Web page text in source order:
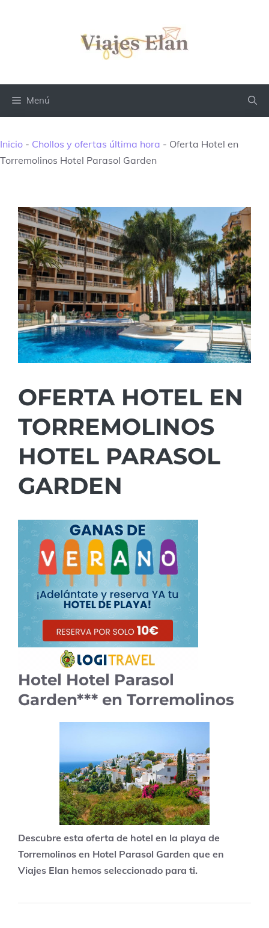
Menú
Inicio - Chollos y ofertas última hora - Oferta Hotel en
Torremolinos Hotel Parasol Garden
OFERTA HOTEL EN
TORREMOLINOS
HOTEL PARASOL
GARDEN
Hotel Hotel Parasol
Garden*** en Torremolinos
Descubre esta oferta de hotel en la playa de
Torremolinos en Hotel Parasol Garden que en
Viajes Elan hemos seleccionado para ti.